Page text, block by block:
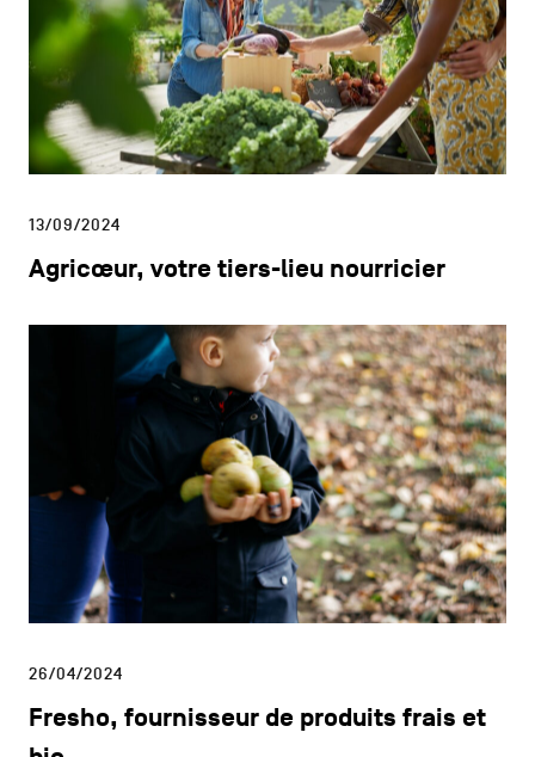
13/09/2024
Agricœur, votre tiers-lieu nourricier
26/04/2024
Fresho, fournisseur de produits frais et